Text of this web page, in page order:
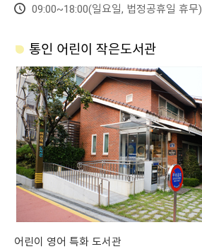
09:00~18:00(일요일, 법정공휴일 휴무)
통인 어린이 작은도서관
어린이 영어 특화 도서관